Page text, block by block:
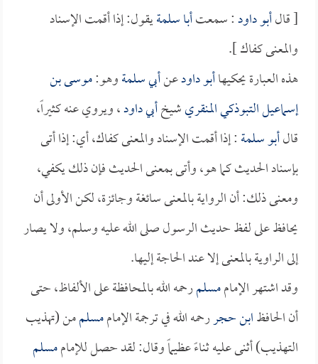
[ قالأبو داود: سمعتأبا سلمةيقول: إذا أقمت الإسناد
والمعنى كفاك ].
هذه العبارة يحكيهاأبو داودعنأبي سلمةوهو:موسى بن
إسماعيل التبوذكي المنقريشيخأبي داود، ويروي عنه كثيراً،
قالأبو سلمة: إذا أقمت الإسناد والمعنى كفاك، أي: إذا أتى
بإسناد الحديث كما هو، وأتى بمعنى الحديث فإن ذلك يكفي،
ومعنى ذلك: أن الرواية بالمعنى سائغة وجائزة، لكن الأولى أن
يحافظ على لفظ حديث الرسول صلى الله عليه وسلم، ولا يصار
إلى الراوية بالمعنى إلا عند الحاجة إليها.
وقد اشتهر الإماممسلمرحمه الله بالمحافظة على الألفاظ، حتى
أن الحافظابن حجررحمه الله في ترجمة الإماممسلممن (تهذيب
التهذيب) أثنى عليه ثناءً عظيماً وقال: لقد حصل للإماممسلم